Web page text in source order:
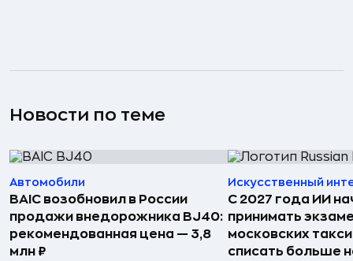
Новости по теме
Автомобили
BAIC возобновил в России
продажи внедорожника BJ40:
рекомендованная цена — 3,8
млн ₽
Искусственный
С 2027 года ИИ
принимать
московских
списать больше